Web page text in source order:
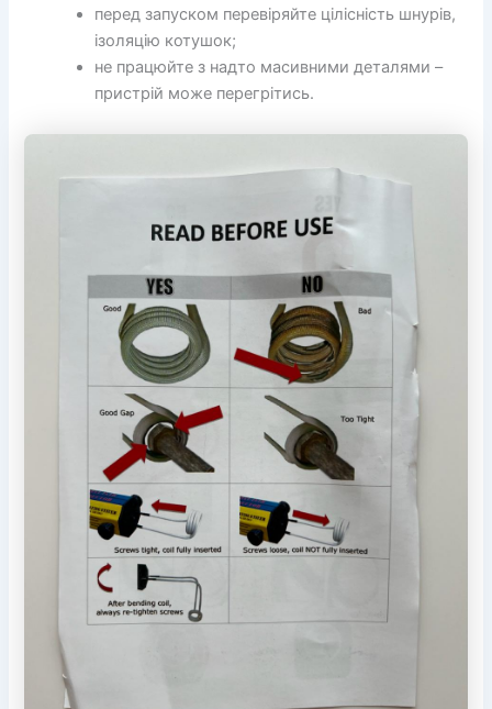
перед запуском перевіряйте цілісність шнурів,
ізоляцію котушок;
не працюйте з надто масивними деталями –
пристрій може перегрітись.